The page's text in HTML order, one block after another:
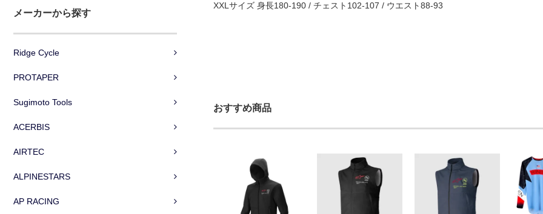
メーカーから探す
Ridge Cycle
PROTAPER
Sugimoto Tools
ACERBIS
AIRTEC
ALPINESTARS
AP RACING
XXLサイズ 身長180-190 / チェスト102-107 / ウエスト88-93
おすすめ商品